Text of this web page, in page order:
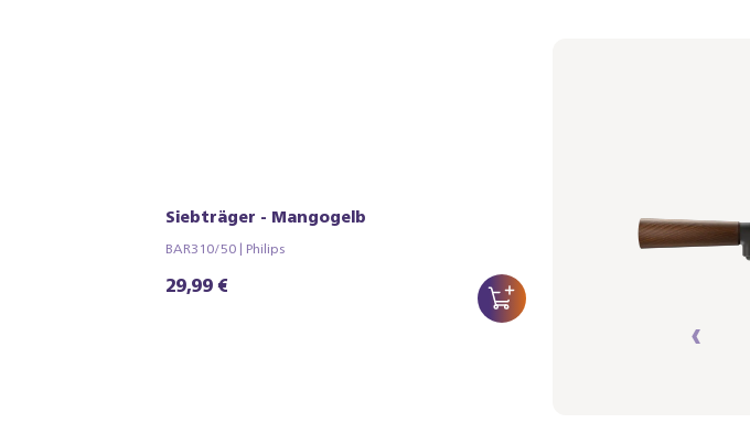
Siebträger - Mangogelb
BAR310/50 | Philips
29,99 €
Siebträger - Blattgrün
BAR310/20 | Philips
‹